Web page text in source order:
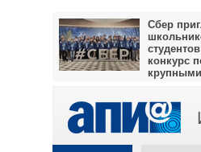
Сбер
конкурс
крупными